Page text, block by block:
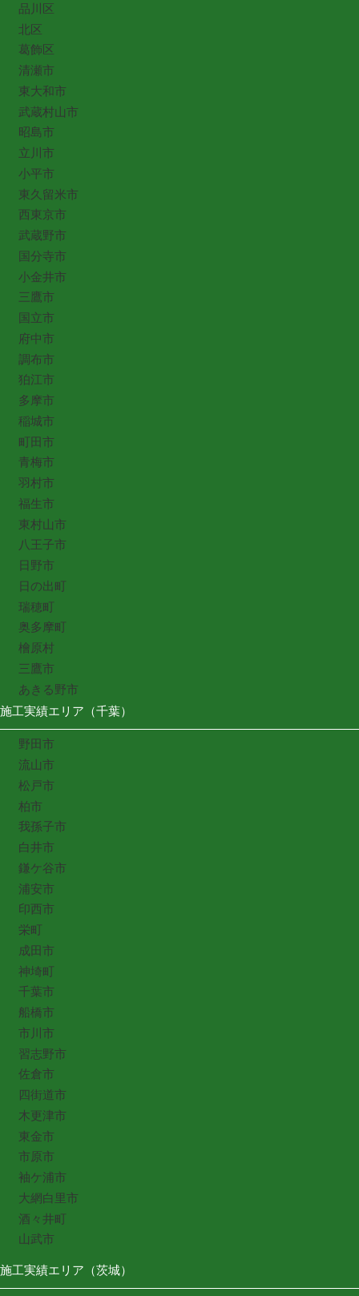
品川区
北区
葛飾区
清瀬市
東大和市
武蔵村山市
昭島市
立川市
小平市
東久留米市
西東京市
武蔵野市
国分寺市
小金井市
三鷹市
国立市
府中市
調布市
狛江市
多摩市
稲城市
町田市
青梅市
羽村市
福生市
東村山市
八王子市
日野市
日の出町
瑞穂町
奥多摩町
檜原村
三鷹市
あきる野市
施工実績エリア（千葉）
野田市
流山市
松戸市
柏市
我孫子市
白井市
鎌ケ谷市
浦安市
印西市
栄町
成田市
神埼町
千葉市
船橋市
市川市
習志野市
佐倉市
四街道市
木更津市
東金市
市原市
袖ケ浦市
大網白里市
酒々井町
山武市
施工実績エリア（茨城）